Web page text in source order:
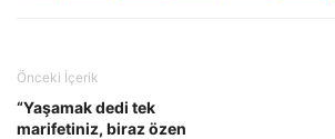
Önceki İçerik
“Yaşamak dedi tek
marifetiniz, biraz özen